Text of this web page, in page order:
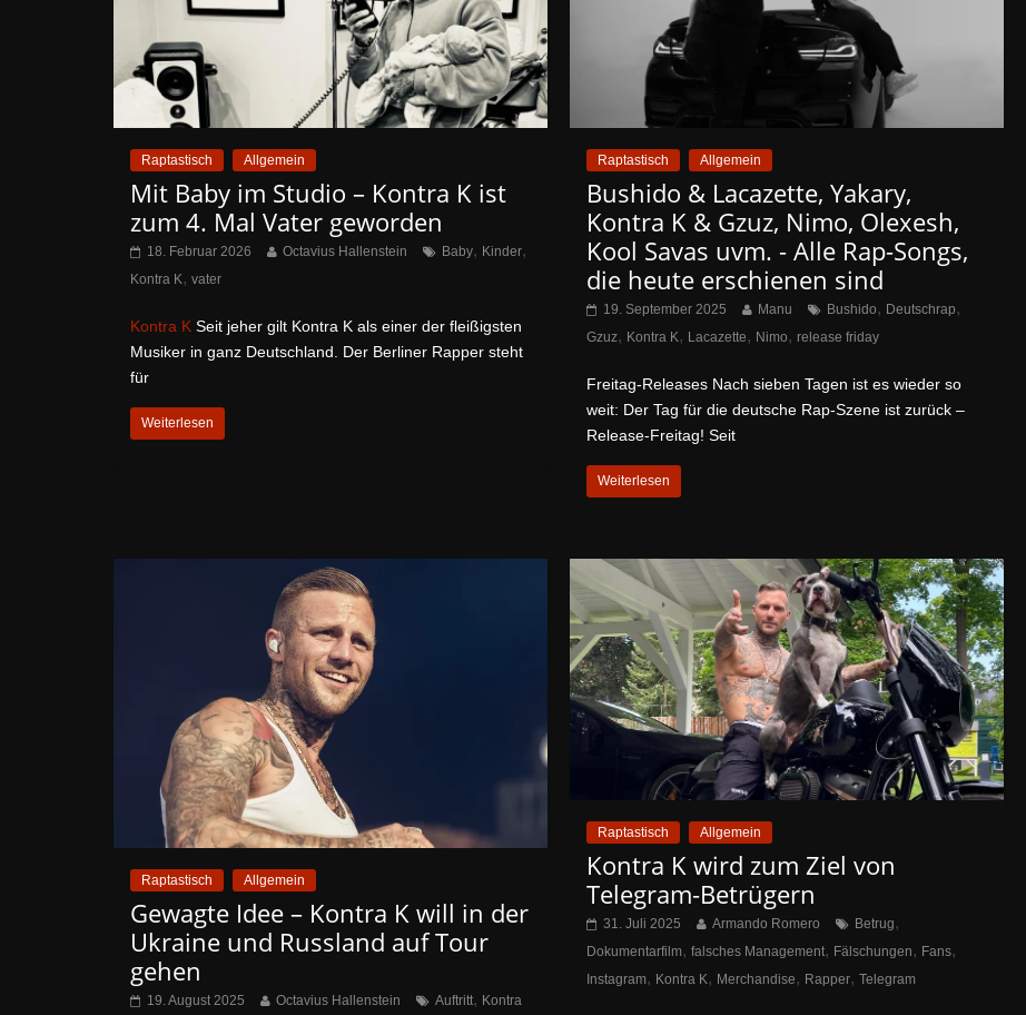
Raptastisch Allgemein
Mit Baby im Studio – Kontra K ist
zum 4. Mal Vater geworden
18. Februar 2026 Octavius Hallenstein Baby, Kinder,
Kontra K, vater
Kontra K Seit jeher gilt Kontra K als einer der fleißigsten
Musiker in ganz Deutschland. Der Berliner Rapper steht
für
Weiterlesen
Raptastisch Allgemein
Bushido & Lacazette, Yakary,
Kontra K & Gzuz, Nimo, Olexesh,
Kool Savas uvm. - Alle Rap-Songs,
die heute erschienen sind
19. September 2025 Manu Bushido, Deutschrap,
Gzuz, Kontra K, Lacazette, Nimo,release friday
Freitag-Releases Nach sieben Tagen ist es wieder so
weit: Der Tag für die deutsche Rap-Szene ist zurück –
Release-Freitag! Seit
Weiterlesen
Raptastisch Allgemein
Gewagte Idee – Kontra K will in der
Ukraine und Russland auf Tour
gehen
19. August 2025 Octavius Hallenstein Auftritt, Kontra
Raptastisch Allgemein
Kontra K wird zum Ziel von
Telegram-Betrügern
31. Juli 2025 Armando Romero Betrug,
Dokumentarfilm,falsches Management, Fälschungen, Fans,
Instagram, Kontra K, Merchandise, Rapper,Telegram